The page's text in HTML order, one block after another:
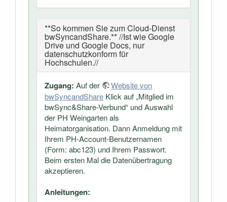
**So kommen Sie zum Cloud-Dienst
bwSyncandShare.** //Ist wie Google
Drive und Google Docs, nur
datenschutzkonform für
Hochschulen.//
Zugang: Auf der
Website von
bwSyncandShare Klick auf „Mitglied im
bwSync&Share-Verbund“ und Auswahl
der PH Weingarten als
Heimatorganisation. Dann Anmeldung mit
Ihrem PH-Account-Benutzernamen
(Form: abc123) und Ihrem Passwort.
Beim ersten Mal die Datenübertragung
akzeptieren.
Anleitungen: